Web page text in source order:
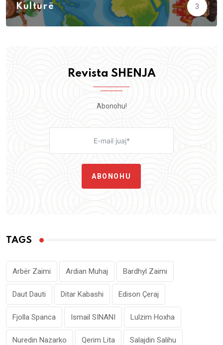
Kulturë 3
Revista SHENJA
Abonohu!
ABONOHU
TAGS
Arbër Zaimi Ardian Muhaj Bardhyl Zaimi
Daut Dauti Ditar Kabashi Edison Çeraj
Fjolla Spanca Ismail SINANI Lulzim Hoxha
Nuredin Nazarko Qerim Lita Salajdin Salihu